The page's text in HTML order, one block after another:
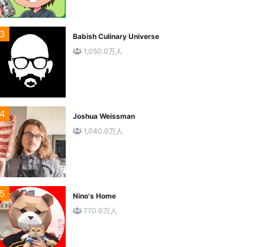
3
Babish Culinary Universe
1,050.0万人
4
Joshua Weissman
1,040.0万人
5
Nino's Home
770.0万人